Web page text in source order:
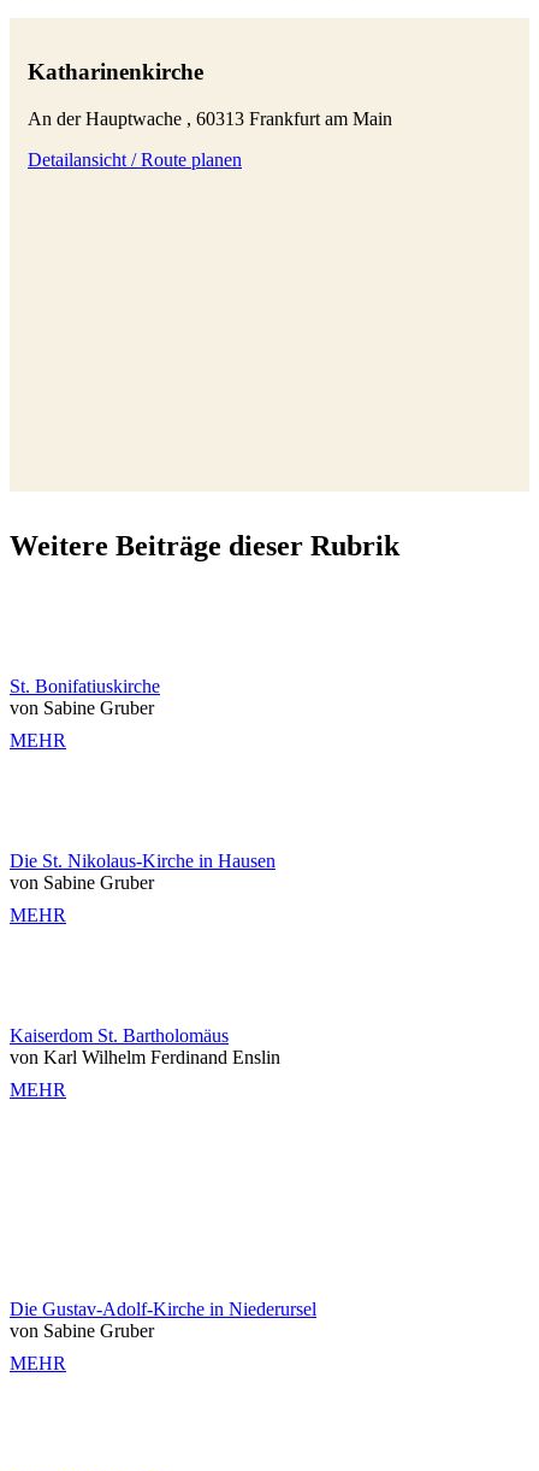
Katharinenkirche
An der Hauptwache , 60313 Frankfurt am Main
Detailansicht / Route planen
Weitere Beiträge dieser Rubrik
St. Bonifatiuskirche
von Sabine Gruber
MEHR
Die St. Nikolaus-Kirche in Hausen
von Sabine Gruber
MEHR
Kaiserdom St. Bartholomäus
von Karl Wilhelm Ferdinand Enslin
MEHR
Die Gustav-Adolf-Kirche in Niederursel
von Sabine Gruber
MEHR